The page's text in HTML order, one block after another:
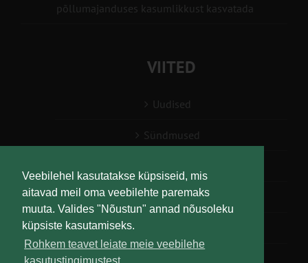
Veebilehel kasutatakse küpsiseid, mis
aitavad meil oma veebilehte paremaks
muuta. Valides "Nõustun" annad nõusoleku
küpsiste kasutamiseks.
Rohkem teavet leiate meie veebilehe
põllumajanduses kasumlikkust kasvatada
VIITED
Uudised
Sündmused
Teabesalv
Liitu uudiskirjaga